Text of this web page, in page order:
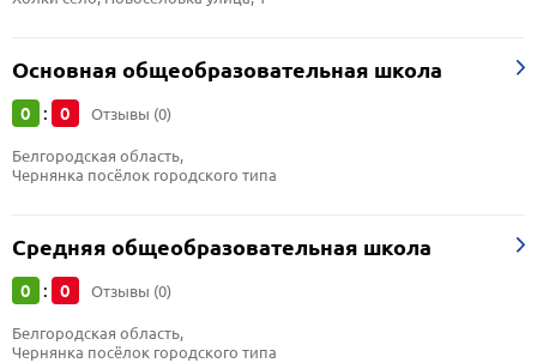
Основная общеобразовательная школа
0 : 0 Отзывы (0)
Белгородская область,
Чернянка посёлок городского типа
Средняя общеобразовательная школа
0 : 0 Отзывы (0)
Белгородская область,
Чернянка посёлок городского типа